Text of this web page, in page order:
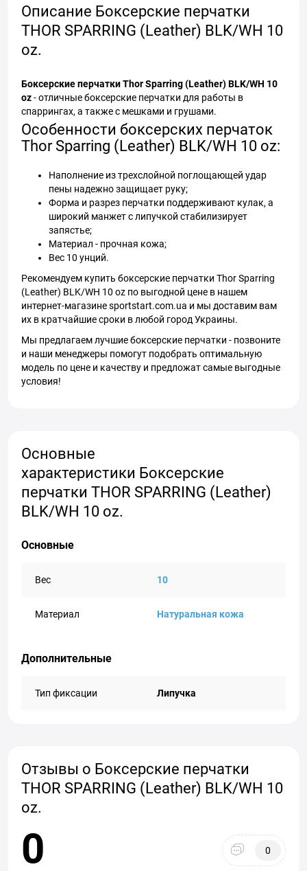
Описание Боксерские перчатки
THOR SPARRING (Leather) BLK/WH 10
oz.
Боксерские перчатки Thor Sparring (Leather) BLK/WH 10
oz- отличные боксерские перчатки для работы в
спаррингах, а также с мешками и грушами.
Особенности боксерских перчаток
Thor Sparring (Leather) BLK/WH 10 oz:
Наполнение из трехслойной поглощающей удар
пены надежно защищает руку;
Форма и разрез перчатки поддерживают кулак, а
широкий манжет с липучкой стабилизирует
запястье;
Материал - прочная кожа;
Вес 10 унций.
Рекомендуем купить боксерские перчатки Thor Sparring
(Leather) BLK/WH 10 oz по выгодной цене в нашем
интернет-магазине sportstart.com.ua и мы доставим вам
их в кратчайшие сроки в любой город Украины.
Мы предлагаем лучшие боксерские перчатки - позвоните
и наши менеджеры помогут подобрать оптимальную
модель по цене и качеству и предложат самые выгодные
условия!
Основные
характеристики Боксерские
перчатки THOR SPARRING (Leather)
BLK/WH 10 oz.
Основные
Вес 10
Материал Натуральная кожа
Дополнительные
Тип фиксации Липучка
Отзывы о Боксерские перчатки
THOR SPARRING (Leather) BLK/WH 10
oz.
0 0